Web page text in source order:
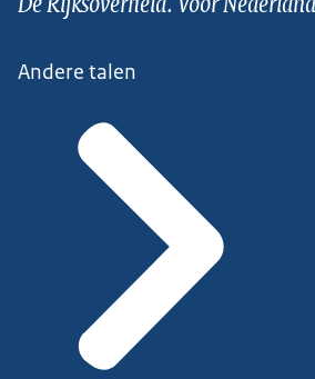
Andere talen